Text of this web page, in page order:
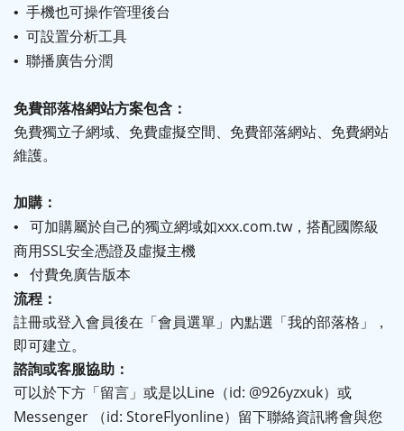
• 手機也可操作管理後台
• 可設置分析工具
• 聯播廣告分潤
免費部落格網站方案包含 ：
免費獨立子網域、免費虛擬空間、免費部落網站、免費網站
維護。
加購 ：
• 可加購屬於自己的獨立網域如xxx.com.tw，搭配國際級
商用SSL安全憑證及虛擬主機
• 付費免廣告版本
流程：
註冊或登入會員後在「會員選單」內點選「我的部落格」，
即可建立。
諮詢或客服協助 ：
可以於下方「留言」或是以 Line （id: @926yzxuk）或
Messenger （id: StoreFlyonline）留下聯絡資訊將會與您